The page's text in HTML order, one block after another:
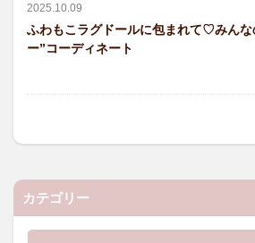
2025.10.09
ふわもこラグドールに包まれて♡みんな
ー”コーディネート
カテゴリー